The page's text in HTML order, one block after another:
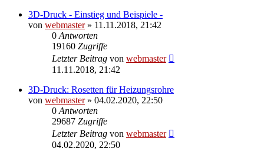
3D-Druck - Einstieg und Beispiele -
von webmaster» 11.11.2018, 21:42
0 Antworten
19160 Zugriffe
Letzter Beitrag von webmaster
11.11.2018, 21:42
3D-Druck: Rosetten für Heizungsrohre
von webmaster» 04.02.2020, 22:50
0 Antworten
29687 Zugriffe
Letzter Beitrag von webmaster
04.02.2020, 22:50